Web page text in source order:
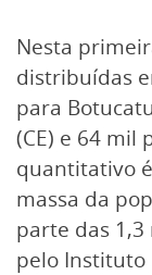
Nesta
distribuídas
para
(CE) e 64 mil
quantitativo
massa da
parte das
pelo Instituto